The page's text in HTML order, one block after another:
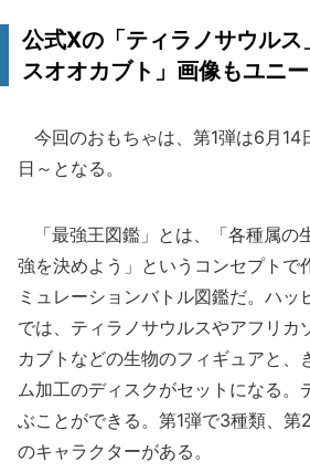
公式Xの「ティラノサウル
スオオカブト」画像もユニ
今回のおもちゃは、第1弾は6月14
日～となる。
「最強王図鑑」とは、「各種属の
強を決めよう」というコンセプトで
ミュレーションバトル図鑑だ。ハッ
では、ティラノサウルスやアフリカ
カブトなどの生物のフィギュアと、
ム加工のディスクがセットになる。
ぶことができる。第1弾で3種類、
のキャラクターがある。